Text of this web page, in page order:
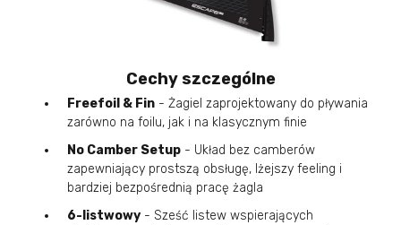
Cechy szczególne
Freefoil & Fin - Żagiel zaprojektowany do pływania
zarówno na foilu, jak i na klasycznym finie
No Camber Setup - Układ bez camberów
zapewniający prostszą obsługę, lżejszy feeling i
bardziej bezpośrednią pracę żagla
6-listwowy - Sześć listew wspierających